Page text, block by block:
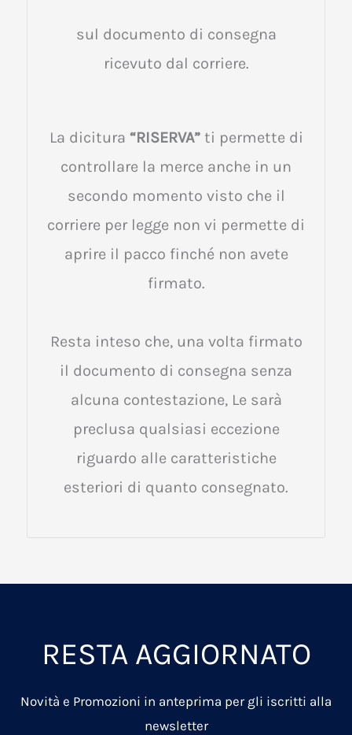
sul documento di consegna
ricevuto dal corriere.
La dicitura “RISERVA”ti permette di
controllare la merce anche in un
secondo momento visto che il
corriere per legge non vi permette di
aprire il pacco finché non avete
firmato.
Resta inteso che, una volta firmato
il documento di consegna senza
alcuna contestazione, Le sarà
preclusa qualsiasi eccezione
riguardo alle caratteristiche
esteriori di quanto consegnato.
RESTA AGGIORNATO
Novità e Promozioni in anteprima per gli iscritti alla
newsletter